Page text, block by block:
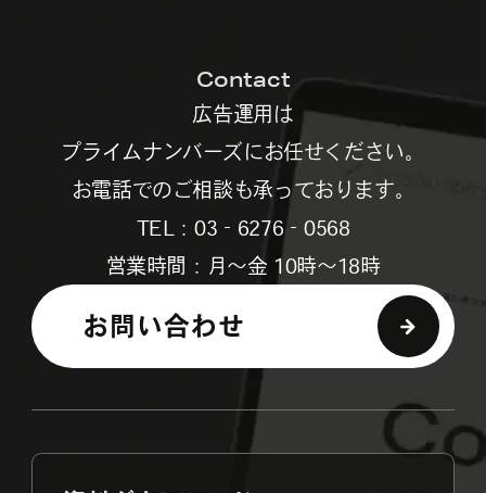
Contact
広告運用は
プライムナンバーズにお任せください。
お電話でのご相談も承っております。
TEL：03‐6276‐0568
営業時間：月～金 10時～18時
お問い合わせ